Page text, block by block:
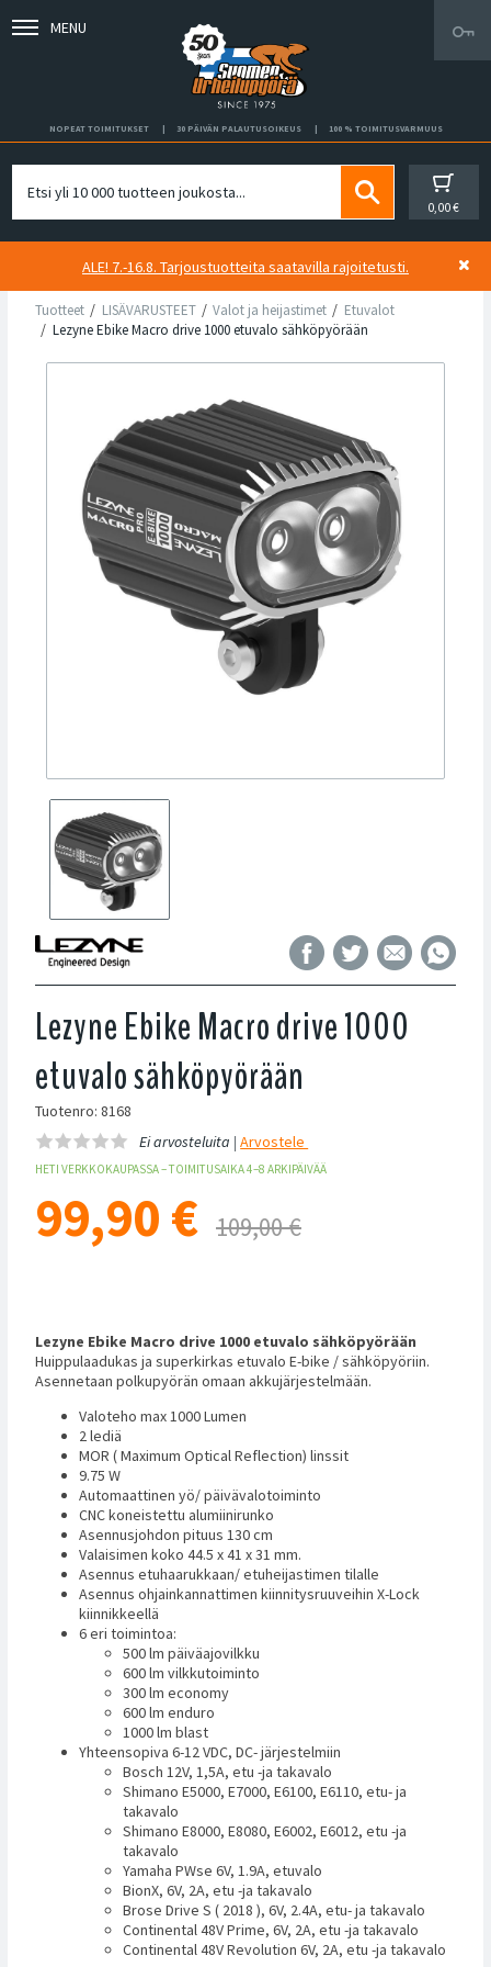
MENU
NOPEAT TOIMITUKSET 30 PÄIVÄN PALAUTUSOIKEUS 100 % TOIMITUSVARMUUS
0,00 €
ALE! 7.-16.8. Tarjoustuotteita saatavilla rajoitetusti.
Tuotteet LISÄVARUSTEET Valot ja heijastimet
Etuvalot
Lezyne Ebike Macro drive 1000 etuvalo sähköpyörään
Lezyne Ebike Macro drive 1000
etuvalo sähköpyörään
Tuotenro: 8168
Ei arvosteluita |Arvostele
HETI VERKKOKAUPASSA – TOIMITUSAIKA 4–8 ARKIPÄIVÄÄ
99,90 € 109,00 €
Lezyne Ebike Macro drive 1000 etuvalo sähköpyörään
Huippulaadukas ja superkirkas etuvalo E-bike / sähköpyöriin.
Asennetaan polkupyörän omaan akkujärjestelmään.
Valoteho max 1000 Lumen
2 lediä
MOR ( Maximum Optical Reflection) linssit
9.75 W
Automaattinen yö/ päivävalotoiminto
CNC koneistettu alumiinirunko
Asennusjohdon pituus 130 cm
Valaisimen koko 44.5 x 41 x 31 mm.
Asennus etuhaarukkaan/ etuheijastimen tilalle
Asennus ohjainkannattimen kiinnitysruuveihin X-Lock
kiinnikkeellä
6 eri toimintoa:
500 lm päiväajovilkku
600 lm vilkkutoiminto
300 lm economy
600 lm enduro
1000 lm blast
Yhteensopiva 6-12 VDC, DC- järjestelmiin
Bosch 12V, 1,5A, etu -ja takavalo
Shimano E5000, E7000, E6100, E6110, etu- ja
takavalo
Shimano E8000, E8080, E6002, E6012, etu -ja
takavalo
Yamaha PWse 6V, 1.9A, etuvalo
BionX, 6V, 2A, etu -ja takavalo
Brose Drive S ( 2018 ), 6V, 2.4A, etu- ja takavalo
Continental 48V Prime, 6V, 2A, etu -ja takavalo
Continental 48V Revolution 6V, 2A, etu -ja takavalo